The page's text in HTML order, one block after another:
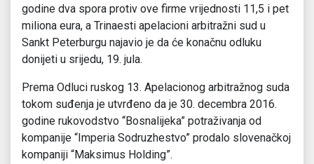
godine dva spora protiv ove firme vrijednosti 11,5 i pet
miliona eura, a Trinaesti apelacioni arbitražni sud u
Sankt Peterburgu najavio je da će konačnu odluku
donijeti u srijedu, 19. jula.
Prema Odluci ruskog 13. Apelacionog arbitražnog suda
tokom suđenja je utvrđeno da je 30. decembra 2016.
godine rukovodstvo “Bosnalijeka” potraživanja od
kompanije “Imperia Sodruzhestvo” prodalo slovenačkoj
kompaniji “Maksimus Holding”.